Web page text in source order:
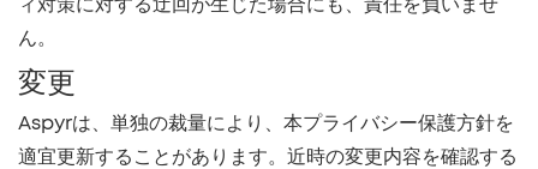
ィ対策に対する迂回が生じた場合にも、責任を負いませ
ん。
変更
Aspyrは、単独の裁量により、本プライバシー保護方針を
適宜更新することがあります。近時の変更内容を確認する